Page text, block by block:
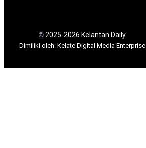
©2025-2026 Kelantan Daily
Dimiliki oleh: Kelate Digital Media Enterprise